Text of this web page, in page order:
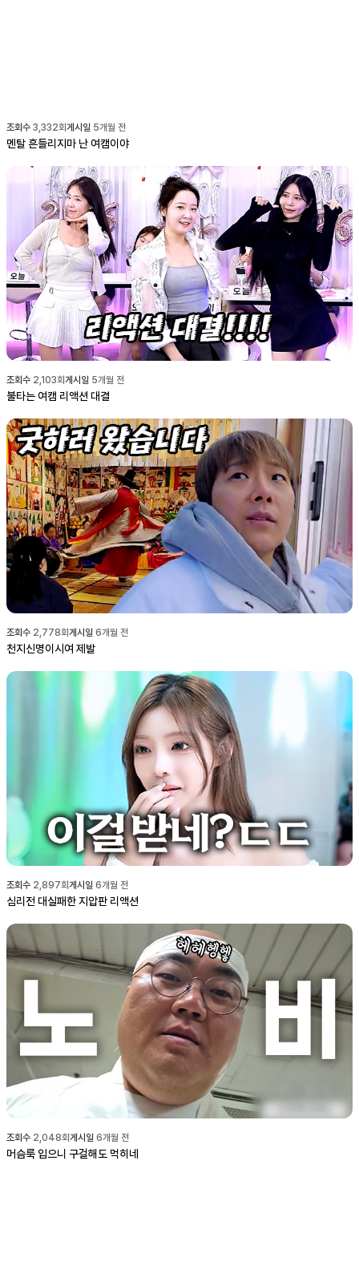
조회수 3,332회게시일 5개월 전
멘탈 흔들리지마 난 여캠이야
조회수 2,103회게시일 5개월 전
불타는 여캠 리액션 대결
조회수 2,778회게시일 6개월 전
천지신명이시여 제발
조회수 2,897회게시일 6개월 전
심리전 대실패한 지압판 리액션
조회수 2,048회게시일 6개월 전
머슴룩 입으니 구걸해도 먹히네